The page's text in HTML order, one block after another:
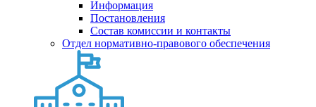
Информация
Постановления
Состав комиссии и контакты
Отдел нормативно-правового обеспечения